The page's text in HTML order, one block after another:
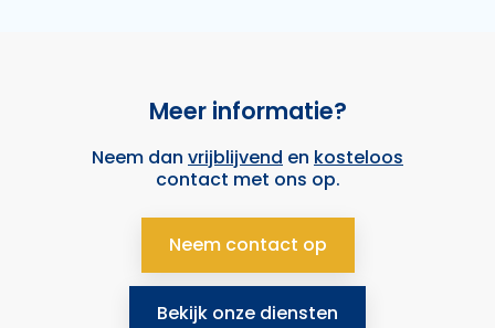
Meer informatie?
Neem dan vrijblijvend en kosteloos
contact met ons op.
Neem contact op
Bekijk onze diensten